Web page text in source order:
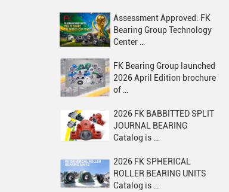
Assessment Approved: FK
Bearing Group Technology
Center …
FK Bearing Group launched
2026 April Edition brochure
of …
2026 FK BABBITTED SPLIT
JOURNAL BEARING
Catalog is …
2026 FK SPHERICAL
ROLLER BEARING UNITS
Catalog is …